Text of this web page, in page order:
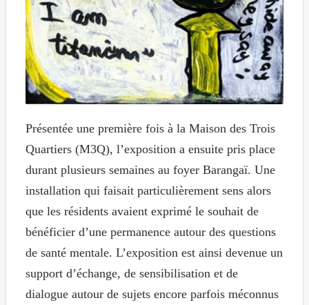
Présentée une première fois à la Maison des Trois
Quartiers (M3Q), l’exposition a ensuite pris place
durant plusieurs semaines au foyer Barangaï. Une
installation qui faisait particulièrement sens alors
que les résidents avaient exprimé le souhait de
bénéficier d’une permanence autour des questions
de santé mentale. L’exposition est ainsi devenue un
support d’échange, de sensibilisation et de
dialogue autour de sujets encore parfois méconnus